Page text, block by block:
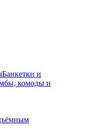
Банкетки и
комоды и